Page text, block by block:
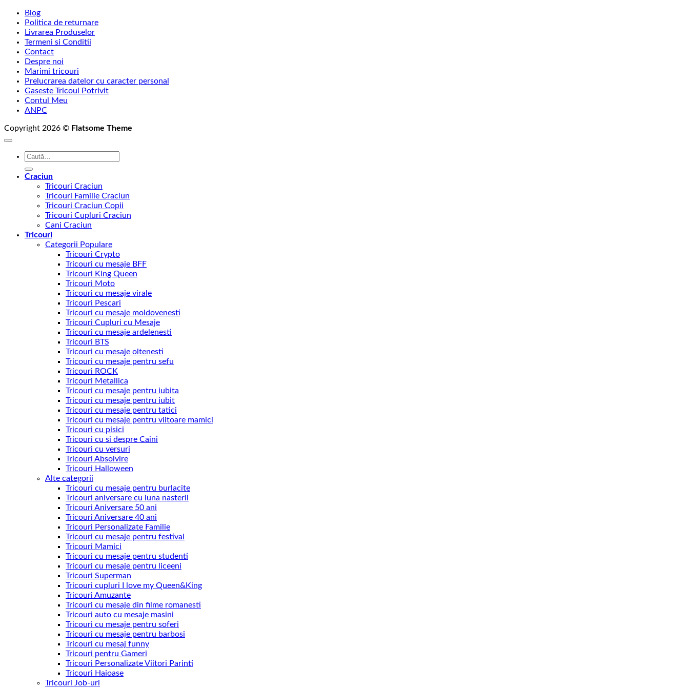
Blog
Politica de returnare
Livrarea Produselor
Termeni si Conditii
Contact
Despre noi
Marimi tricouri
Prelucrarea datelor cu caracter personal
Gaseste Tricoul Potrivit
Contul Meu
ANPC
Copyright 2026 © Flatsome Theme
Caută
Craciun
Tricouri Craciun
Tricouri Familie Craciun
Tricouri Craciun Copii
Tricouri Cupluri Craciun
Cani Craciun
Tricouri
Categorii Populare
Tricouri Crypto
Tricouri cu mesaje BFF
Tricouri King Queen
Tricouri Moto
Tricouri cu mesaje virale
Tricouri Pescari
Tricouri cu mesaje moldovenesti
Tricouri Cupluri cu Mesaje
Tricouri cu mesaje ardelenesti
Tricouri BTS
Tricouri cu mesaje oltenesti
Tricouri cu mesaje pentru sefu
Tricouri ROCK
Tricouri Metallica
Tricouri cu mesaje pentru iubita
Tricouri cu mesaje pentru iubit
Tricouri cu mesaje pentru tatici
Tricouri cu mesaje pentru viitoare mamici
Tricouri cu pisici
Tricouri cu si despre Caini
Tricouri cu versuri
Tricouri Absolvire
Tricouri Halloween
Alte categorii
Tricouri cu mesaje pentru burlacite
Tricouri aniversare cu luna nasterii
Tricouri Aniversare 50 ani
Tricouri Aniversare 40 ani
Tricouri Personalizate Familie
Tricouri cu mesaje pentru festival
Tricouri Mamici
Tricouri cu mesaje pentru studenti
Tricouri cu mesaje pentru liceeni
Tricouri Superman
Tricouri cupluri I love my Queen&King
Tricouri Amuzante
Tricouri cu mesaje din filme romanesti
Tricouri auto cu mesaje masini
Tricouri cu mesaje pentru soferi
Tricouri cu mesaje pentru barbosi
Tricouri cu mesaj funny
Tricouri pentru Gameri
Tricouri Personalizate Viitori Parinti
Tricouri Haioase
Tricouri Job-uri